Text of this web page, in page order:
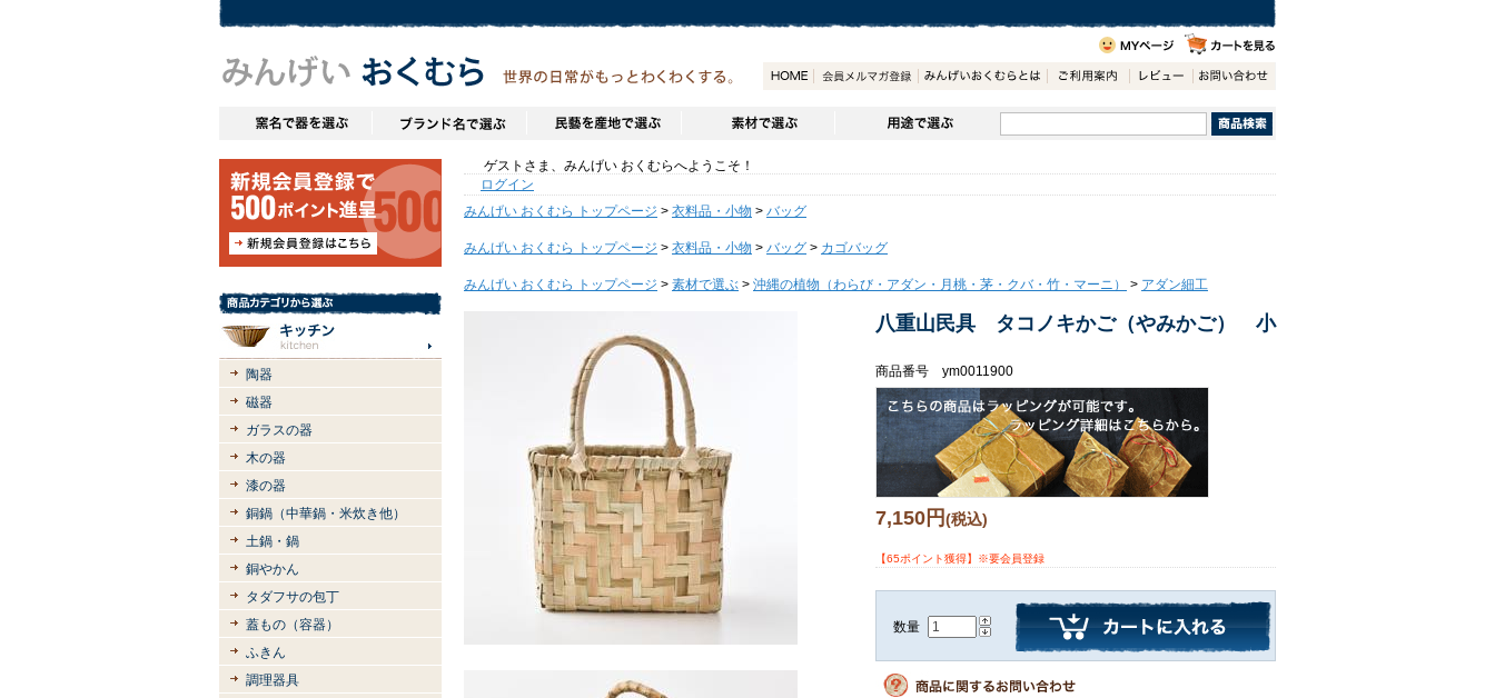
陶器
磁器
ガラスの器
木の器
漆の器
銅鍋（中華鍋・米炊き他）
土鍋・鍋
銅やかん
タダフサの包丁
蓋もの（容器）
ふきん
調理器具
ゲストさま、みんげい おくむらへようこそ！
ログイン
みんげい おくむら トップページ > 衣料品・小物 > バッグ
みんげい おくむら トップページ > 衣料品・小物 > バッグ > カゴバッグ
みんげい おくむら トップページ > 素材で選ぶ > 沖縄の植物（わらび・アダン・月桃・茅・クバ・竹・マーニ） > アダン細工
八重山民具 タコノキかご（やみかご） 小
商品番号 ym0011900
7,150円(税込)
【65ポイント獲得】※要会員登録
数量